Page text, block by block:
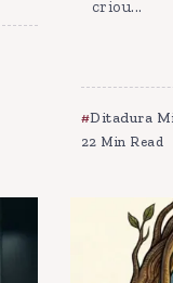
criou...
Ditadura
22 Min Read